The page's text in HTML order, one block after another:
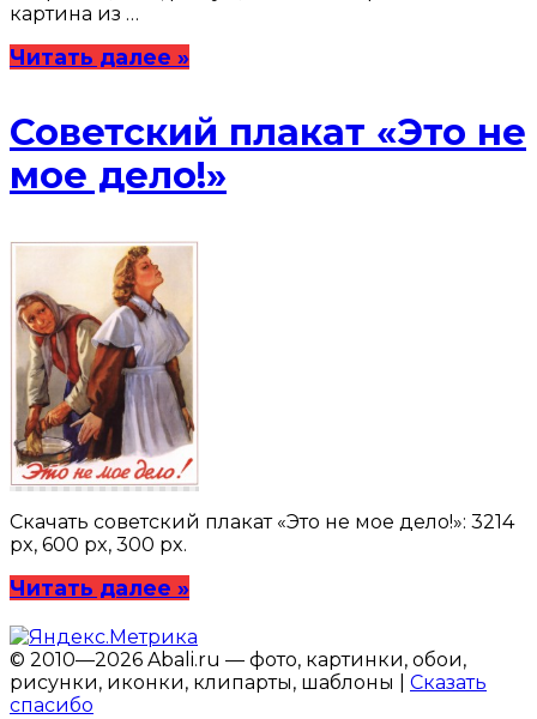
картина из …
Читать далее »
Советский плакат «Это не
мое дело!»
Скачать советский плакат «Это не мое дело!»: 3214
px, 600 px, 300 px.
Читать далее »
© 2010—2026 Abali.ru — фото, картинки, обои,
рисунки, иконки, клипарты, шаблоны | Сказать
спасибо